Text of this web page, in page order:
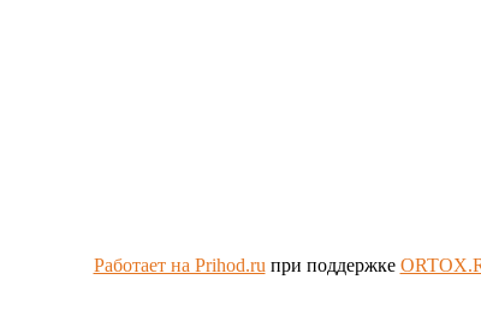
Работает на Prihod.ru при поддержке